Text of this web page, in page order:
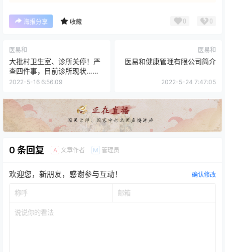
海报分享 收藏 0 0
医易和
大批村卫生室、诊所关停！严
查四件事，目前诊所现状……
2022-5-16 6:56:09
医易和
医易和健康管理有限公司简介
2022-5-24 7:47:05
0 条回复 A 文章作者 M 管理员
欢迎您，新朋友，感谢参与互动！ 确认修改